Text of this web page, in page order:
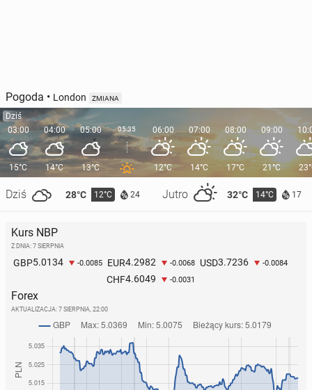
Pogoda • London ZMIANA
Dziś
03:00
15°C
Dziś 28°C 12°C 24 Jutro 32°C 14°C 17
04:00
14°C
05:00
13°C
05:35 06:00
12°C
07:00
14°C
08:00
17°C
09:00
21°C
Kurs NBP
Z DNIA: 7 SIERPNIA
GBP5.0134 -0.0085 EUR4.2982 -0.0068 USD3.7236 -0.0084
CHF4.6049 -0.0031
Forex
AKTUALIZACJA: 7 SIERPNIA, 22:00